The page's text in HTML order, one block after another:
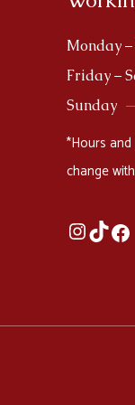
Monday
Friday –
Sunday
*Hours
change